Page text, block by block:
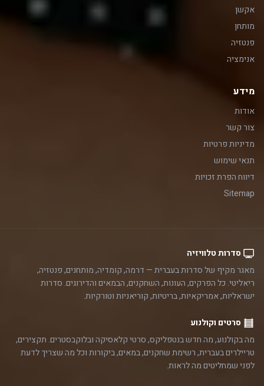
אקשן
מותחן
פנטזיה
אנימציה
מידע
אודות
צור קשר
מדיניות פרטיות
תנאי שימוש
דיווח הפרת זכויות
Sitemap
סדרות טלוויזיה
מאגר מקיף של סדרות בעברית — דרמה, קומדיה, מותחנים, פנטזיה,
ריאליטי. כל הפרקים, העונות, השחקנים, הבמאים והדירוגים. סדרות
ישראליות, אמריקאיות, בריטיות, קוריאניות וטורקיות.
סרטים וקולנוע
מה בקולנוע, מה חדש בנטפליקס, סרטי קלאסיקה ובלוקבסטרים. תקצירים,
טריילרים בעברית, רשימת שחקנים, במאים, ביקורות וכל מה שצריך לדעת
לפני שמחליטים מה לראות.